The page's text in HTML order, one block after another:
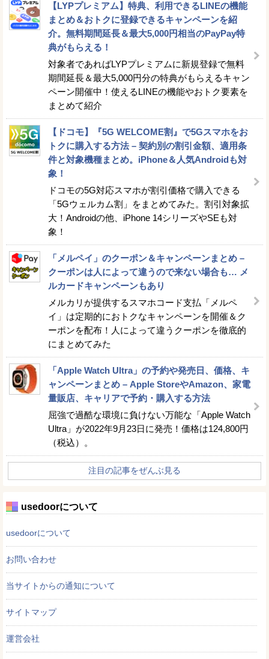
【LYPプレミアム】特典、利用できるLINEの機能
まとめ＆おトクに登録できるキャンペーンを紹
介。無料期間延長＆最大5,000円相当のPayPay特
典がもらえる！
対象者であればLYPプレミアムに新規登録で無料
期間延長＆最大5,000円分の特典がもらえるキャン
ペーン開催中！使えるLINEの機能やおトク要素を
まとめて紹介
【ドコモ】『5G WELCOME割』で5Gスマホをお
トクに購入する方法 – 契約別の割引金額、適用条
件と対象機種まとめ。iPhone＆人気Androidも対
象！
ドコモの5G対応スマホが割引価格で購入できる
「5Gウェルカム割」をまとめてみた。割引対象拡
大！Androidの他、iPhone 14シリーズやSEも対
象！
「メルペイ」のクーポン＆キャンペーンまとめ –
クーポンは人によって違うので来ない場合も… メ
ルカードキャンペーンもあり
メルカリが提供するスマホコード支払「メルペ
イ」は定期的におトクなキャンペーンを開催＆ク
ーポンを配布！人によって違うクーポンを徹底的
にまとめてみた
「Apple Watch Ultra」の予約や発売日、価格、キ
ャンペーンまとめ – Apple StoreやAmazon、家電
量販店、キャリアで予約・購入する方法
屈強で過酷な環境に負けない万能な「Apple Watch
Ultra」が2022年9月23日に発売！価格は124,800円
（税込）。
注目の記事をぜんぶ見る
usedoorについて
usedoorについて
お問い合わせ
当サイトからの通知について
サイトマップ
運営会社